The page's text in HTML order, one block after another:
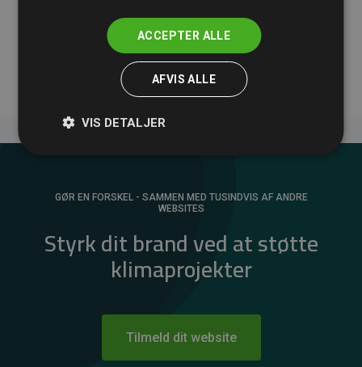
medlemmernes websites estimerede CO₂-
GØR EN FORSKEL - SAMMEN MED TUSINDVIS AF ANDRE
WEBSITES
Styrk dit brand ved at støtte
klimaprojekter
Tilmeld dit website
ACCEPTER ALLE
AFVIS ALLE
VIS DETALJER